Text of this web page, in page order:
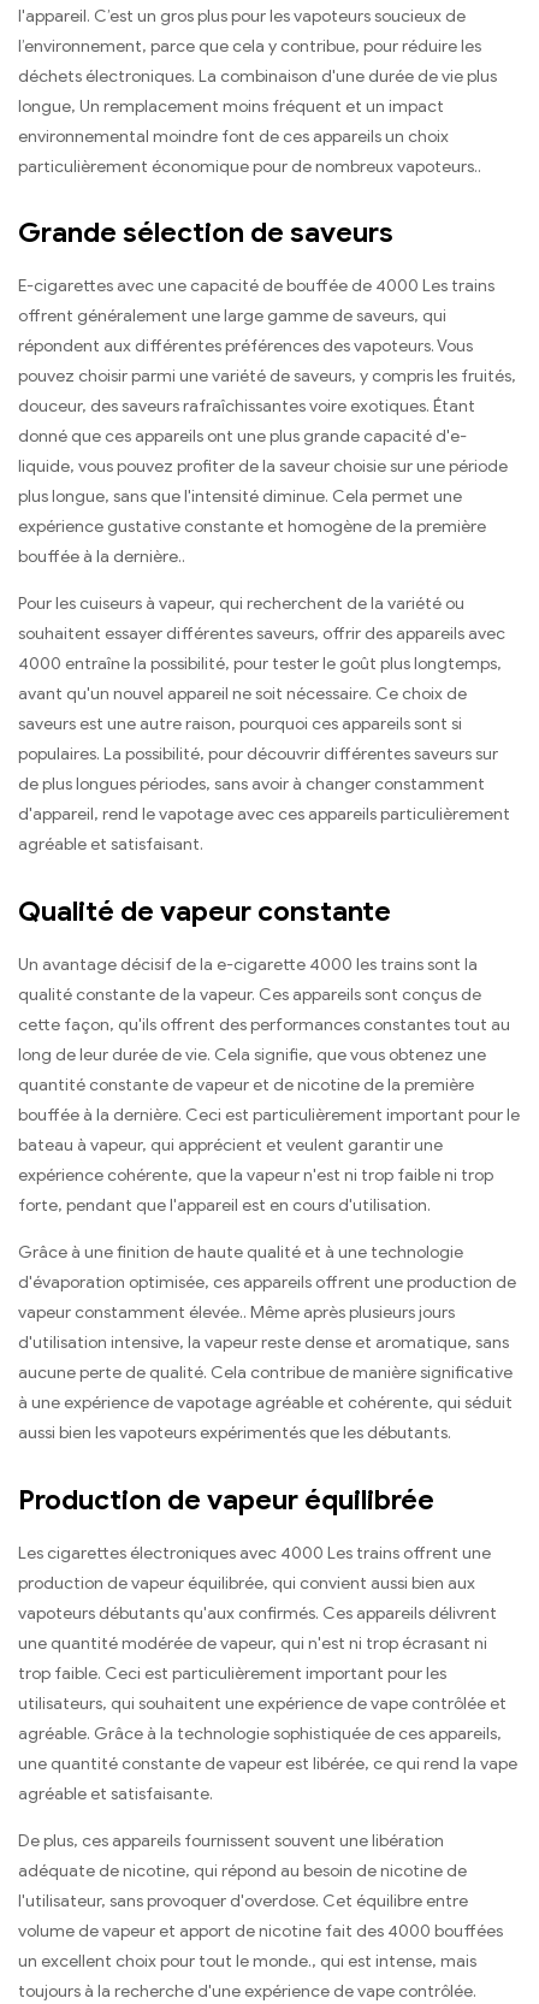
l'appareil. C’est un gros plus pour les vapoteurs soucieux de
l’environnement, parce que cela y contribue, pour réduire les
déchets électroniques. La combinaison d'une durée de vie plus
longue, Un remplacement moins fréquent et un impact
environnemental moindre font de ces appareils un choix
particulièrement économique pour de nombreux vapoteurs..
Grande sélection de saveurs
E-cigarettes avec une capacité de bouffée de 4000 Les trains
offrent généralement une large gamme de saveurs, qui
répondent aux différentes préférences des vapoteurs. Vous
pouvez choisir parmi une variété de saveurs, y compris les fruités,
douceur, des saveurs rafraîchissantes voire exotiques. Étant
donné que ces appareils ont une plus grande capacité d'e-
liquide, vous pouvez profiter de la saveur choisie sur une période
plus longue, sans que l'intensité diminue. Cela permet une
expérience gustative constante et homogène de la première
bouffée à la dernière..
Pour les cuiseurs à vapeur, qui recherchent de la variété ou
souhaitent essayer différentes saveurs, offrir des appareils avec
4000 entraîne la possibilité, pour tester le goût plus longtemps,
avant qu'un nouvel appareil ne soit nécessaire. Ce choix de
saveurs est une autre raison, pourquoi ces appareils sont si
populaires. La possibilité, pour découvrir différentes saveurs sur
de plus longues périodes, sans avoir à changer constamment
d'appareil, rend le vapotage avec ces appareils particulièrement
agréable et satisfaisant.
Qualité de vapeur constante
Un avantage décisif de la e-cigarette 4000 les trains sont la
qualité constante de la vapeur. Ces appareils sont conçus de
cette façon, qu'ils offrent des performances constantes tout au
long de leur durée de vie. Cela signifie, que vous obtenez une
quantité constante de vapeur et de nicotine de la première
bouffée à la dernière. Ceci est particulièrement important pour le
bateau à vapeur, qui apprécient et veulent garantir une
expérience cohérente, que la vapeur n'est ni trop faible ni trop
forte, pendant que l'appareil est en cours d'utilisation.
Grâce à une finition de haute qualité et à une technologie
d'évaporation optimisée, ces appareils offrent une production de
vapeur constamment élevée.. Même après plusieurs jours
d'utilisation intensive, la vapeur reste dense et aromatique, sans
aucune perte de qualité. Cela contribue de manière significative
à une expérience de vapotage agréable et cohérente, qui séduit
aussi bien les vapoteurs expérimentés que les débutants.
Production de vapeur équilibrée
Les cigarettes électroniques avec 4000 Les trains offrent une
production de vapeur équilibrée, qui convient aussi bien aux
vapoteurs débutants qu'aux confirmés. Ces appareils délivrent
une quantité modérée de vapeur, qui n'est ni trop écrasant ni
trop faible. Ceci est particulièrement important pour les
utilisateurs, qui souhaitent une expérience de vape contrôlée et
agréable. Grâce à la technologie sophistiquée de ces appareils,
une quantité constante de vapeur est libérée, ce qui rend la vape
agréable et satisfaisante.
De plus, ces appareils fournissent souvent une libération
adéquate de nicotine, qui répond au besoin de nicotine de
l'utilisateur, sans provoquer d'overdose. Cet équilibre entre
volume de vapeur et apport de nicotine fait des 4000 bouffées
un excellent choix pour tout le monde., qui est intense, mais
toujours à la recherche d'une expérience de vape contrôlée.